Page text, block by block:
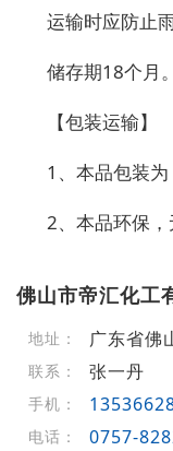
运输时应防止
储存期18个月。
【包装运输】
1、本品包装为
2、本品环保，
佛山市帝汇化工
地址： 广东省佛
联系： 张一丹
手机：
电话： 0757-